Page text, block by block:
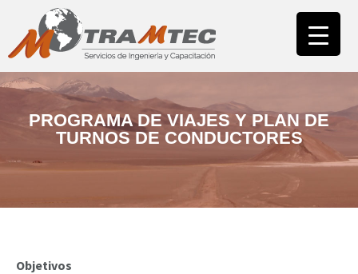
INICIO NUESTRA EMPRESA
NUESTROS CLIENTES CONTACTO
PROGRAMA DE VIAJES Y PLAN DE
TURNOS DE CONDUCTORES
Objetivos